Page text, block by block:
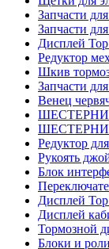
Запчасти
Запчасти
Дисплей
Редуктор
Шкив
Запчасти
Венец
ШЕСТЕРНИ
ШЕСТЕРНИ
Редуктор
Рукоять
Блок
Дисплей
Дисплей
Тормозной
Блоки и